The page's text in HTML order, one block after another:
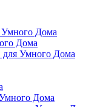
Умного Дома
Дома
для Умного Дома
Дома